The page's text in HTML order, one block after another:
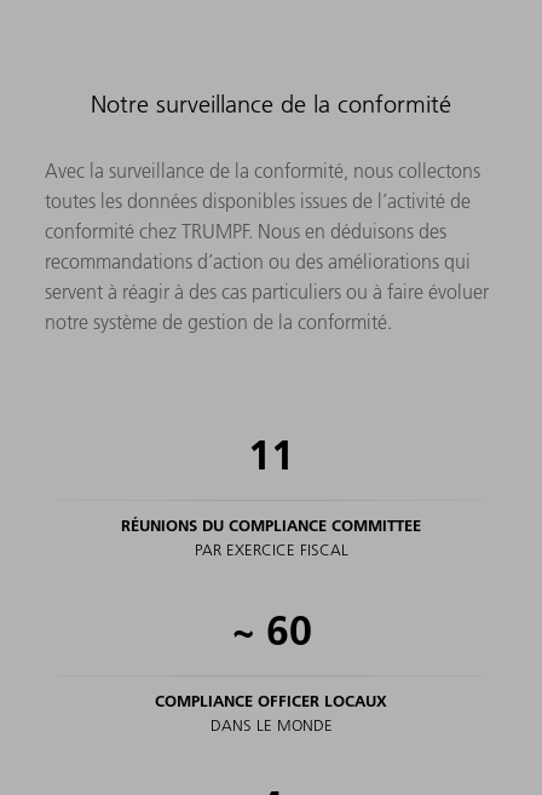
Notre surveillance de la conformité
Avec la surveillance de la conformité, nous collectons
toutes les données disponibles issues de l’activité de
conformité chez TRUMPF. Nous en déduisons des
recommandations d’action ou des améliorations qui
servent à réagir à des cas particuliers ou à faire évoluer
notre système de gestion de la conformité.
11
RÉUNIONS DU COMPLIANCE COMMITTEE
PAR EXERCICE FISCAL
~ 60
COMPLIANCE OFFICER LOCAUX
DANS LE MONDE